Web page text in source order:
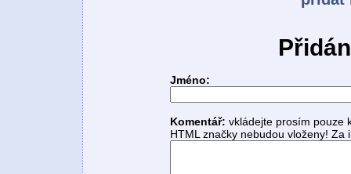
Jméno:
Komentář: vkládejte prosím pouze
HTML značky nebudou vloženy!